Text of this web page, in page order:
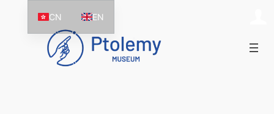
CN EN